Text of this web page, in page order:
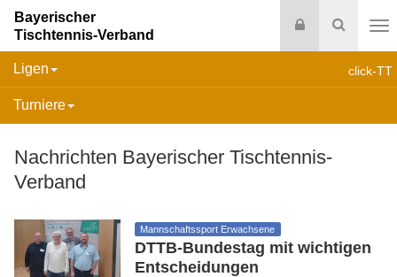
Suche
Login
Bayerischer
Tischtennis-Verband
click-TT
Ligen
Turniere
Nachrichten Bayerischer Tischtennis-
Verband
Mannschaftssport Erwachsene
DTTB-Bundestag mit wichtigen
Entscheidungen